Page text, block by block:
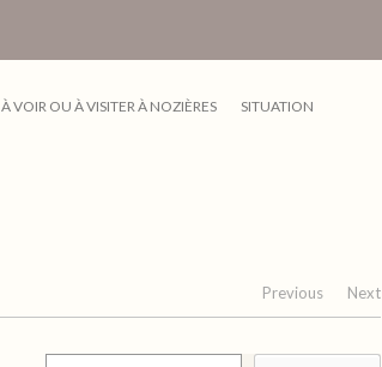
À VOIR OU À VISITER À NOZIÈRES SITUATION
Previous Next